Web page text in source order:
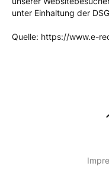
unter Einhaltung der
Quelle: https://www.e-